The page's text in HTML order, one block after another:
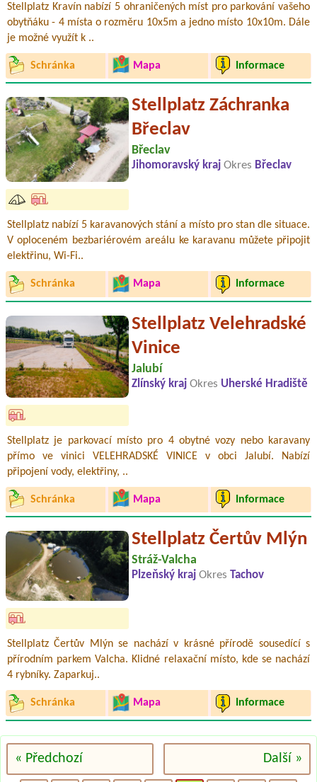
Stellplatz Kravín nabízí 5 ohraničených míst pro parkování vašeho
obytňáku - 4 místa o rozměru 10x5m a jedno místo 10x10m. Dále
je možné využít k ..
Schránka Mapa Informace
Stellplatz Záchranka
Břeclav
Břeclav
Jihomoravský kraj Okres Břeclav
Stellplatz nabízí 5 karavanových stání a místo pro stan dle situace.
V oploceném bezbariérovém areálu ke karavanu můžete připojit
elektřinu, Wi-Fi..
Schránka Mapa Informace
Stellplatz Velehradské
Vinice
Jalubí
Zlínský kraj Okres Uherské Hradiště
Stellplatz je parkovací místo pro 4 obytné vozy nebo karavany
přímo ve vinici VELEHRADSKÉ VINICE v obci Jalubí. Nabízí
připojení vody, elektřiny, ..
Schránka Mapa Informace
Stellplatz Čertův Mlýn
Stráž-Valcha
Plzeňský kraj Okres Tachov
Stellplatz Čertův Mlýn se nachází v krásné přírodě sousedící s
přírodním parkem Valcha. Klidné relaxační místo, kde se nachází
4 rybníky. Zaparkuj..
Schránka Mapa Informace
« Předchozí Další »